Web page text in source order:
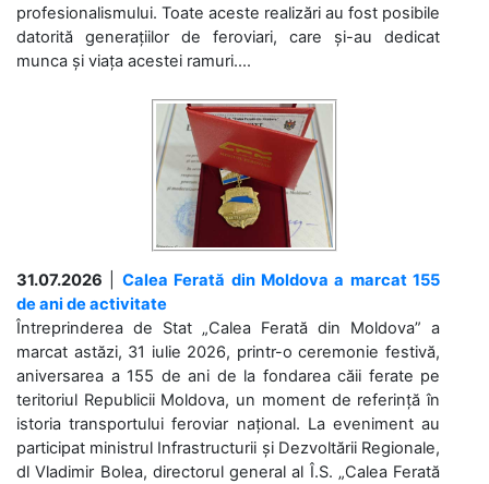
profesionalismului. Toate aceste realizări au fost posibile
datorită generațiilor de feroviari, care și-au dedicat
munca și viața acestei ramuri....
31.07.2026
Calea Ferată din Moldova a marcat 155
de ani de activitate
Întreprinderea de Stat „Calea Ferată din Moldova” a
marcat astăzi, 31 iulie 2026, printr-o ceremonie festivă,
aniversarea a 155 de ani de la fondarea căii ferate pe
teritoriul Republicii Moldova, un moment de referință în
istoria transportului feroviar național. La eveniment au
participat ministrul Infrastructurii și Dezvoltării Regionale,
dl Vladimir Bolea, directorul general al Î.S. „Calea Ferată